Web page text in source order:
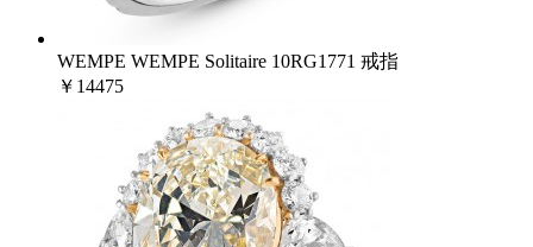
WEMPE WEMPE Solitaire 10RG1771 戒指
￥14475